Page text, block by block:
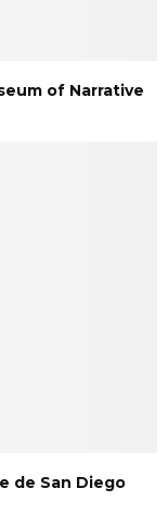
of Narrative
de San Diego